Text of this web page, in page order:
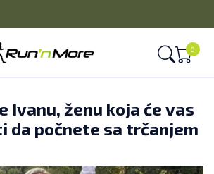
0
Ivanu, ženu koja će vas
da počnete sa trčanjem